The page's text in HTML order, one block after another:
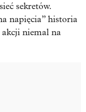
sekretów.
napięcia” historia
niemal na